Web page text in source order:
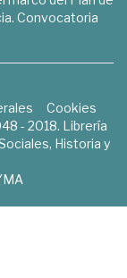
Convocatoria
Cookies
- 2018. Librería
Historia y